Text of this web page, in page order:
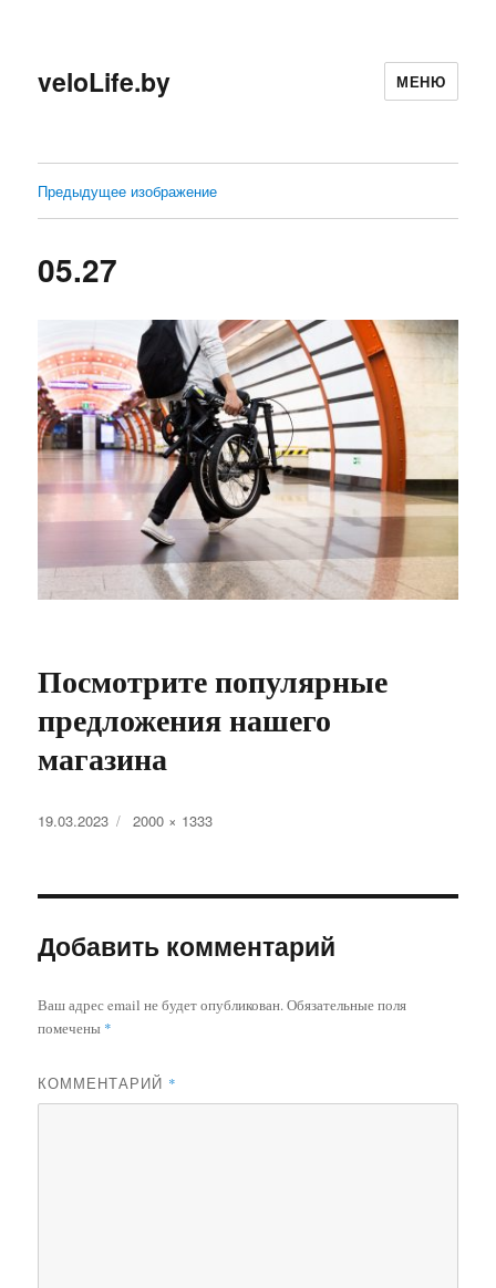
veloLife.by МЕНЮ
Предыдущее изображение
05.27
Посмотрите популярные
предложения нашего
магазина
Опубликовано
19.03.2023
Полный
2000 × 1333
Добавить комментарий
Ваш адрес email не будет опубликован.Обязательные поля
помечены *
КОММЕНТАРИЙ *